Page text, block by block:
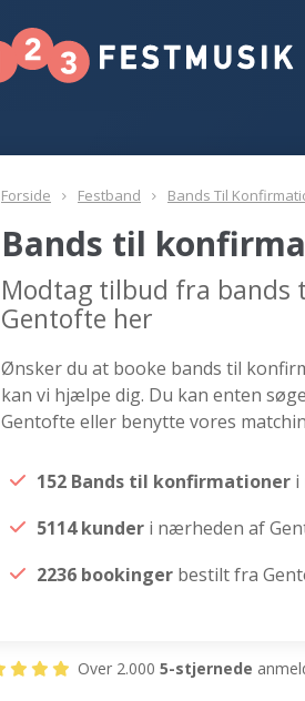
Forside Festband Bands Til
Bands til
Modtag tilbud fra
Gentofte her
Ønsker du at booke bands til
kan vi hjælpe dig. Du kan enten
Gentofte eller benytte vores
152 Bands til konfirmationer i
5114 kunder i nærheden af
2236 bookinger bestilt fra
Over 2.000 5-stjernede